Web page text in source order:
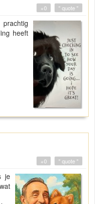
" quote "
+0
heeft
" quote "
+0
je